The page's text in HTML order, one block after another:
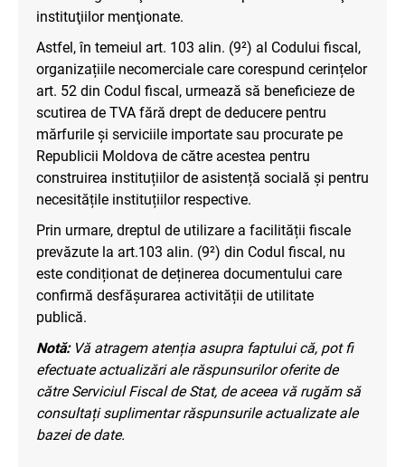
instituţiilor menţionate.
Astfel, în temeiul art. 103 alin. (9²) al Codului fiscal,
organizațiile necomerciale care corespund cerințelor
art. 52 din Codul fiscal, urmează să beneficieze de
scutirea de TVA fără drept de deducere pentru
mărfurile și serviciile importate sau procurate pe
Republicii Moldova de către acestea pentru
construirea instituțiilor de asistență socială și pentru
necesitățile instituțiilor respective.
Prin urmare, dreptul de utilizare a facilității fiscale
prevăzute la art.103 alin. (9²) din Codul fiscal, nu
este condiționat de deținerea documentului care
confirmă desfășurarea activității de utilitate
publică.
Notă:Vă atragem atenția asupra faptului că, pot fi
efectuate actualizări ale răspunsurilor oferite de
către Serviciul Fiscal de Stat, de aceea vă rugăm să
consultați suplimentar răspunsurile actualizate ale
bazei de date.